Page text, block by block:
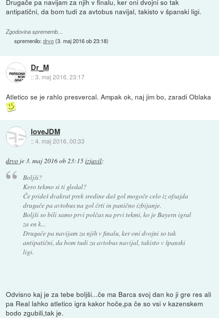
Drugače pa navijam za njih v finalu, ker oni dvojni so tak
antipatični, da bom tudi za avtobus navijal, takisto v španski ligi.
Zgodovina sprememb…
spremenilo:drvo(3. maj 2016 ob 23:18)
Dr_M
::3. maj 2016, 23:17
Atletico se je rahlo presvercal. Ampak ok, naj jim bo, zaradi Oblaka
loveJDM
::4. maj 2016, 00:33
drvo je3. maj 2016 ob 23:15izjavil:
Boljši?
Kero tekmo si ti gledal?
Če prideš dvakrat prek sredine daš gol mogoče celo iz ofsajda
drugače pa avtobus na gol črti in panično izbijanje.
Boljši so bili samo prvi polčas na prvi tekmi, ko je Bayern igral
za en k...
Drugače pa navijam za njih v finalu, ker oni dvojni so tak
antipatični, da bom tudi za avtobus navijal, takisto v španski
ligi.
Odvisno kaj je za tebe boljši...če ma Barca svoj dan ko ji gre res ali
pa Real lahko atletico igra kakor hoče,pa če so vsi v kazenskem
bodo zgubili,tak je.